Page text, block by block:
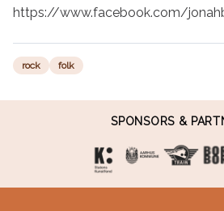
https://www.facebook.com/
rock folk
SPONSORS &